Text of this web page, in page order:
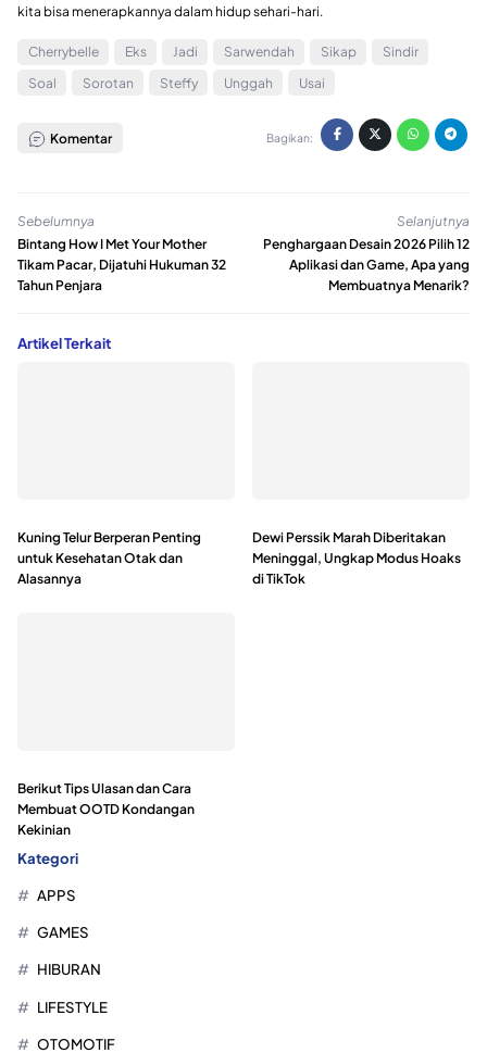
kita bisa menerapkannya dalam hidup sehari-hari.
Cherrybelle Eks Jadi Sarwendah Sikap
Sindir
Soal
Sorotan Steffy Unggah Usai
Komentar Bagikan:
Sebelumnya
Bintang How I Met Your Mother
Tikam Pacar, Dijatuhi Hukuman 32
Tahun Penjara
Selanjutnya
Penghargaan Desain 2026 Pilih 12
Aplikasi dan Game, Apa yang
Membuatnya Menarik?
Artikel Terkait
Kuning Telur Berperan Penting
untuk Kesehatan Otak dan
Alasannya
Dewi Perssik Marah Diberitakan
Meninggal, Ungkap Modus Hoaks
di TikTok
Berikut Tips Ulasan dan Cara
Membuat OOTD Kondangan
Kekinian
Kategori
APPS
GAMES
HIBURAN
LIFESTYLE
OTOMOTIF